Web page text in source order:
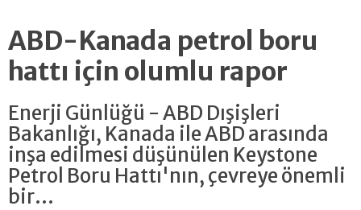
ABD-Kanada petrol boru
hattı için olumlu rapor
Enerji Günlüğü - ABD Dışişleri
Bakanlığı, Kanada ile ABD arasında
inşa edilmesi düşünülen Keystone
Petrol Boru Hattı'nın, çevreye önemli
bir...